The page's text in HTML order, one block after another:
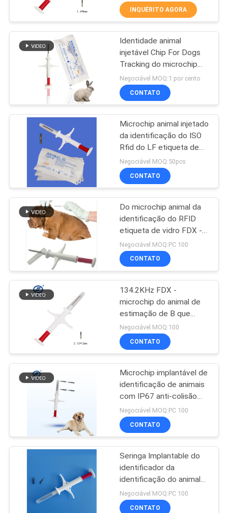
MAPA
DO
SITE
PRIVACY
POLICY
Etiquetas de orelha
eletrônicas
288
etiqueta de orelha
do rfid
126
Varredor do
microchip do RFID
Leitor da vara do
RFID
etiquetas de orelha
dos carneiros
72
INQUÉRITO AGORA
Identidade animal
injetável Chip For Dogs
Tracking do microchip
134.2KHz da
identificação dos
identificadores ICAR
Negociável MOQ:1 por cento
CONTATO
Microchip animal injetado
da identificação do ISO
Rfid do LF etiqueta de
vidro para o seguimento
animal do animal de
estimação
Negociável MOQ:50pcs
CONTATO
Do microchip animal da
identificação do RFID
etiqueta de vidro FDX - B
134.2KHz
ISO11784/11785
identificadores injetáveis
Negociável MOQ:PC 100
CONTATO
134.2KHz FDX -
microchip do animal de
estimação de B que
segue microplaquetas
para cães com número
original do dígito de ICAR
Negociável MOQ:100
CONTATO
Microchip implantável de
identificação de animais
com IP67 anti-colisão
Microchip de
rastreamento de cães
ISO compatível
Negociável MOQ:PC 100
CONTATO
Seringa Implantable do
identificador da
identificação do animal
da série de Z esterilizada
com gás do EO
Negociável MOQ:PC 100
CONTATO